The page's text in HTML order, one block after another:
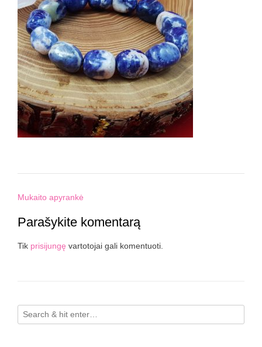
Post
Mukaito apyrankė
Parašykite komentarą
Tik prisijungę vartotojai gali komentuoti.